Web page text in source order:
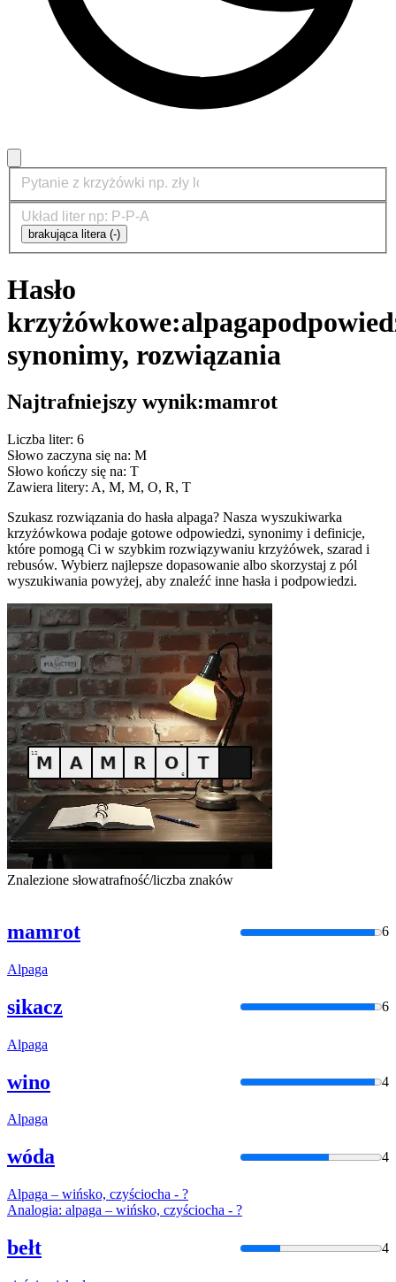
brakująca litera (-)
Hasło
krzyżówkowe:alpaga
synonimy, rozwiązania
Najtrafniejszy wynik:mamrot
Liczba liter: 6
Słowo zaczyna się na: M
Słowo kończy się na: T
Zawiera litery: A, M, M, O, R, T
Szukasz rozwiązania do hasła alpaga? Nasza wyszukiwarka
krzyżówkowa podaje gotowe odpowiedzi, synonimy i definicje,
które pomogą Ci w szybkim rozwiązywaniu krzyżówek, szarad i
rebusów. Wybierz najlepsze dopasowanie albo skorzystaj z pól
wyszukiwania powyżej, aby znaleźć inne hasła i podpowiedzi.
Znalezione słowatrafność/liczba znaków
mamrot 6
Alpaga
sikacz 6
Alpaga
wino 4
Alpaga
wóda 4
Alpaga – wińsko, czyściocha - ?
Analogia: alpaga – wińsko, czyściocha - ?
bełt 4